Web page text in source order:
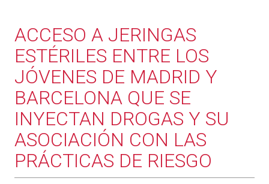
ACCESO A JERINGAS
ESTÉRILES ENTRE LOS
JÓVENES DE MADRID Y
BARCELONA QUE SE
INYECTAN DROGAS Y SU
ASOCIACIÓN CON LAS
PRÁCTICAS DE RIESGO